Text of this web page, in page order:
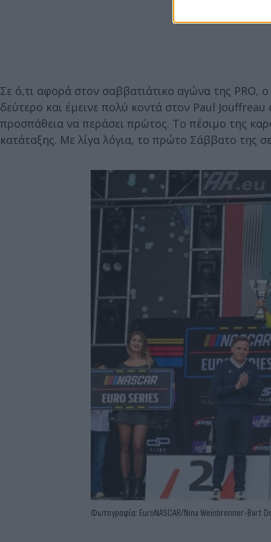
Σε ό,τι αφορά στον σαββατιάτικο αγώνα της
δεύτερο και έμεινε πολύ κοντά στον Paul
προσπάθεια να περάσει πρώτος. Το πέσιμο της
κατάταξης. Με λίγα λόγια, το πρώτο Σάββατο της
Φωτογραφία: EuroNASCAR/Nina Weinbrenner-Bart